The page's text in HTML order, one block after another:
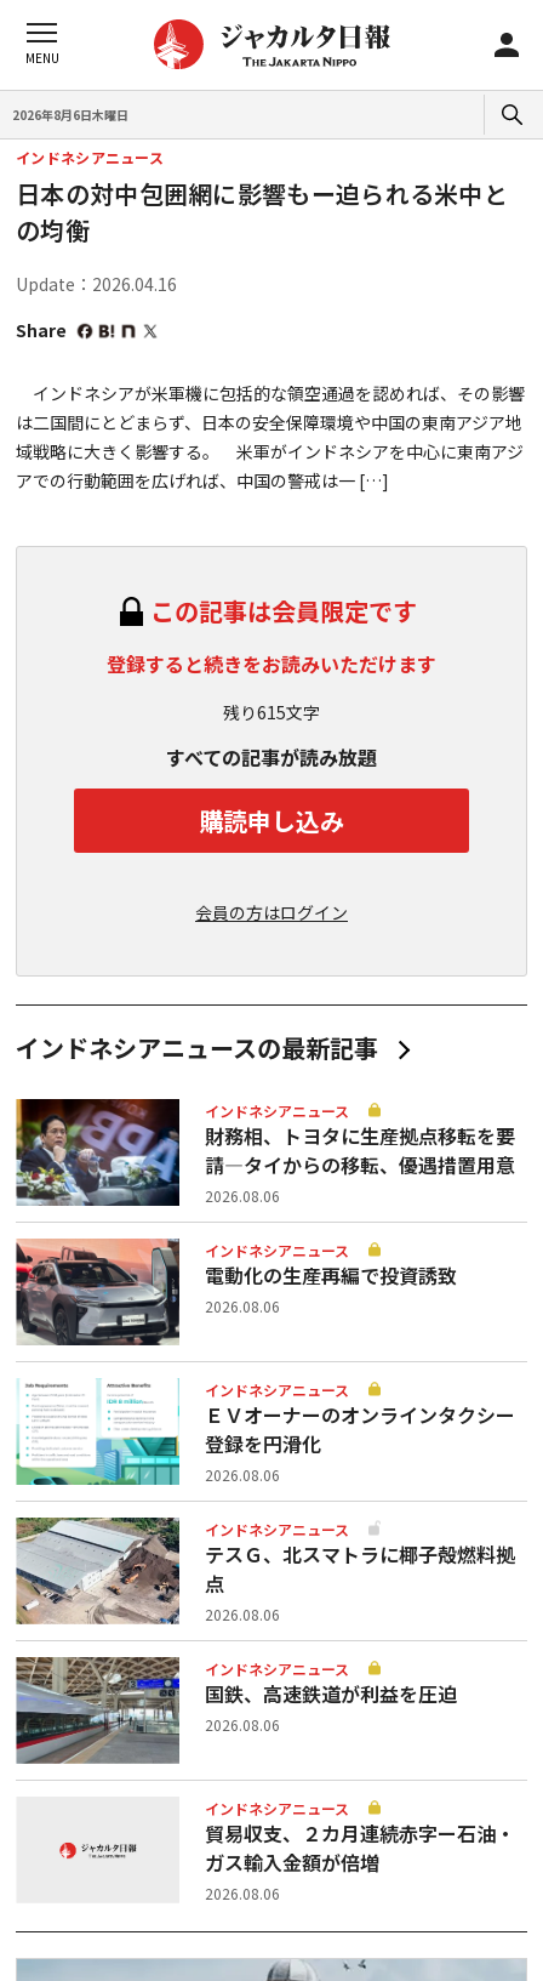
2026年8月6日木曜日
インドネシアニュース
日本の対中包囲網に影響もー迫られる米中と
の均衡
Update：2026.04.16
Share
インドネシアが米軍機に包括的な領空通過を認めれば、その影響
は二国間にとどまらず、日本の安全保障環境や中国の東南アジア地
域戦略に大きく影響する。 米軍がインドネシアを中心に東南アジ
アでの行動範囲を広げれば、中国の警戒は一 […]
この記事は会員限定です
登録すると続きをお読みいただけます
残り615文字
すべての記事が読み放題
購読申し込み
会員の方はログイン
インドネシアニュースの最新記事
インドネシアニュース
財務相、トヨタに生産拠点移転を要
請—タイからの移転、優遇措置用意
2026.08.06
インドネシアニュース
電動化の生産再編で投資誘致
2026.08.06
インドネシアニュース
ＥＶオーナーのオンラインタクシー
登録を円滑化
2026.08.06
インドネシアニュース
テスＧ、北スマトラに椰子殻燃料拠
点
2026.08.06
インドネシアニュース
国鉄、高速鉄道が利益を圧迫
2026.08.06
インドネシアニュース
貿易収支、２カ月連続赤字ー石油・
ガス輸入金額が倍増
2026.08.06